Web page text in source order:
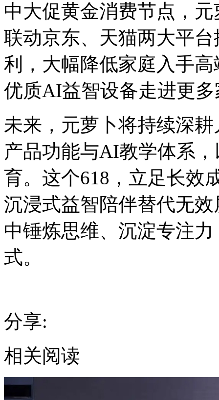
中大促黄金消费节点，
联动京东、天猫两大平
利，大幅降低家庭入手
优质AI益智设备走进更
未来，元萝卜将持续深
产品功能与AI教学体系
育。这个618，立足长效
沉浸式益智陪伴替代无
中锤炼思维、沉淀专注
式。
分享:
相关阅读